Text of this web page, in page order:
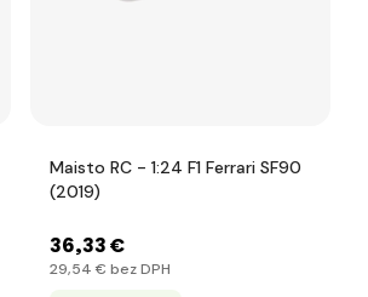
Maisto RC - 1:24 F1 Ferrari SF90
(2019)
36,33 €
29,54 € bez DPH